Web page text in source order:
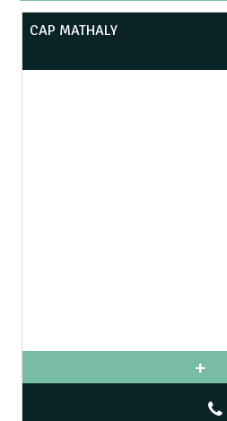
CAP MATHALY